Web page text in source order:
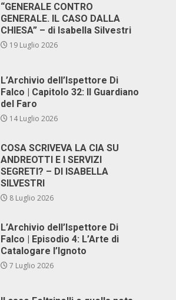
“GENERALE CONTRO
GENERALE. IL CASO DALLA
CHIESA” – di Isabella Silvestri
19 Luglio 2026
L’Archivio dell’Ispettore Di
Falco | Capitolo 32: Il Guardiano
del Faro
14 Luglio 2026
COSA SCRIVEVA LA CIA SU
ANDREOTTI E I SERVIZI
SEGRETI? – DI ISABELLA
SILVESTRI
8 Luglio 2026
L’Archivio dell’Ispettore Di
Falco | Episodio 4: L’Arte di
Catalogare l’Ignoto
7 Luglio 2026